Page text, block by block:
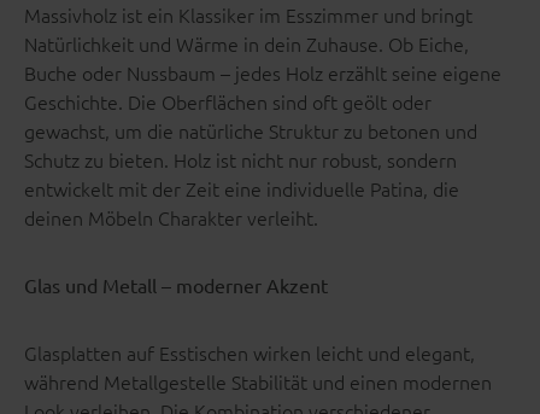
Massivholz ist ein Klassiker im Esszimmer und bringt
Natürlichkeit und Wärme in dein Zuhause. Ob Eiche,
Buche oder Nussbaum – jedes Holz erzählt seine eigene
Geschichte. Die Oberflächen sind oft geölt oder
gewachst, um die natürliche Struktur zu betonen und
Schutz zu bieten. Holz ist nicht nur robust, sondern
entwickelt mit der Zeit eine individuelle Patina, die
deinen Möbeln Charakter verleiht.
Glas und Metall – moderner Akzent
Glasplatten auf Esstischen wirken leicht und elegant,
während Metallgestelle Stabilität und einen modernen